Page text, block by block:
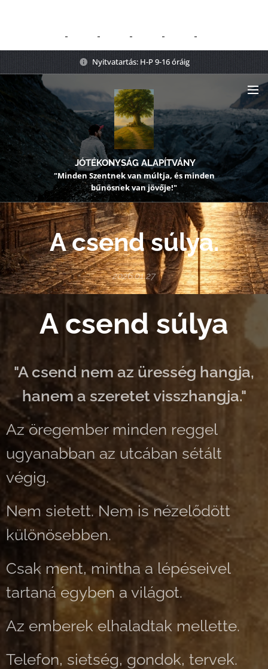
Nyitvatartás: H-P 9-16 óráig
JÓTÉKONYSÁG ALAPÍTVÁNY
"Minden Szentnek van múltja, és minden
bűnösnek van jövője!"
A csend súlya.
2026.01.27
A csend súlya
"A csend nem az üresség hangja,
hanem a szeretet visszhangja."
Az öregember minden reggel
ugyanabban az utcában sétált
végig.
Nem sietett. Nem is nézelődött
különösebben.
Csak ment, mintha a lépéseivel
tartaná egyben a világot.
Az emberek elhaladtak mellette.
Telefon, sietség, gondok, tervek.